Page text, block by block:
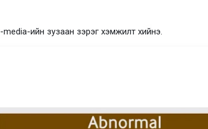
ийн зузаан зэрэг хэмжилт хийнэ.